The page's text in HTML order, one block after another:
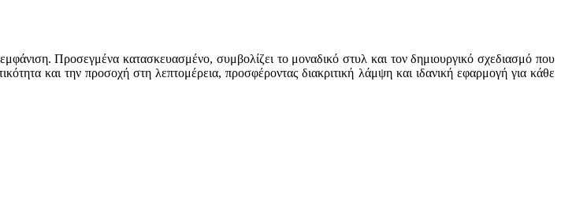
Προσεγμένα κατασκευασμένο, συμβολίζει το μοναδικό στυλ και τον δημιουργικό σχεδιασμό που
και την προσοχή στη λεπτομέρεια, προσφέροντας διακριτική λάμψη και ιδανική εφαρμογή για κάθε